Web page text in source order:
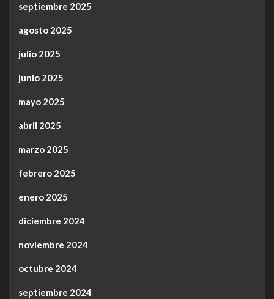
septiembre 2025
agosto 2025
julio 2025
junio 2025
mayo 2025
abril 2025
marzo 2025
febrero 2025
enero 2025
diciembre 2024
noviembre 2024
octubre 2024
septiembre 2024